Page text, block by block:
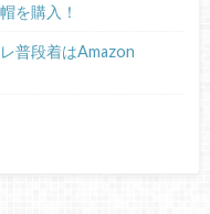
を購入！
普段着はAmazon